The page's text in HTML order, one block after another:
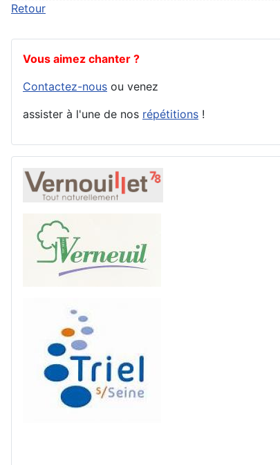
Retour
Vous aimez chanter ?
Contactez-nous ou venez
assister à l'une de nos répétitions !